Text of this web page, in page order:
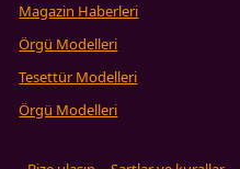
Magazin Haberleri
Örgü Modelleri
Tesettür Modelleri
Örgü Modelleri